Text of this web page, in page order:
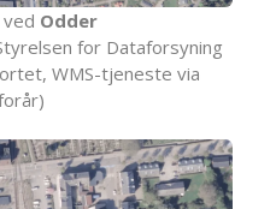
Odder
for Dataforsyning
WMS-tjeneste via